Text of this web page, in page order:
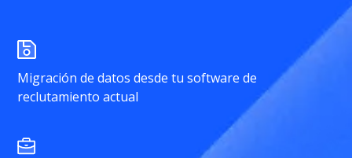
Migración de datos desde tu software de
reclutamiento actual